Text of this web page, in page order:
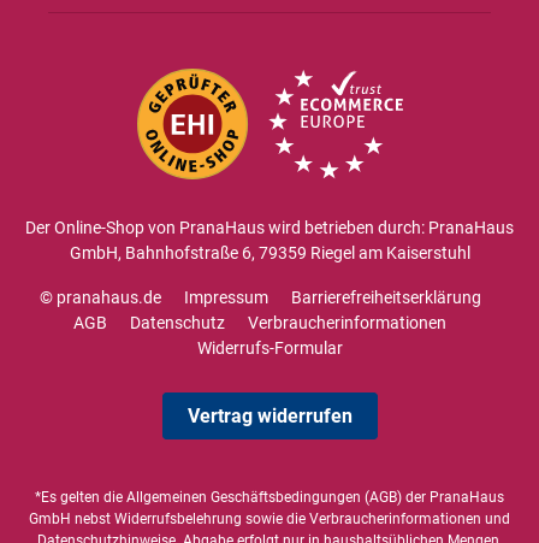
Der Online-Shop von PranaHaus wird betrieben durch: PranaHaus
GmbH, Bahnhofstraße 6, 79359 Riegel am Kaiserstuhl
© pranahaus.de Impressum
Barrierefreiheitserklärung
AGB
Datenschutz
Verbraucherinformationen
Widerrufs-Formular
Vertrag widerrufen
*Es gelten die Allgemeinen Geschäftsbedingungen (AGB) der PranaHaus
GmbH nebst Widerrufsbelehrung sowie die Verbraucherinformationen und